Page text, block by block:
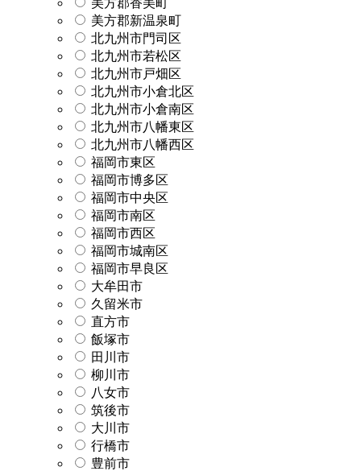
美方郡新温泉町
北九州市門司区
北九州市若松区
北九州市戸畑区
北九州市小倉北区
北九州市小倉南区
北九州市八幡東区
北九州市八幡西区
福岡市東区
福岡市博多区
福岡市中央区
福岡市南区
福岡市西区
福岡市城南区
福岡市早良区
大牟田市
久留米市
直方市
飯塚市
田川市
柳川市
八女市
筑後市
大川市
行橋市
豊前市